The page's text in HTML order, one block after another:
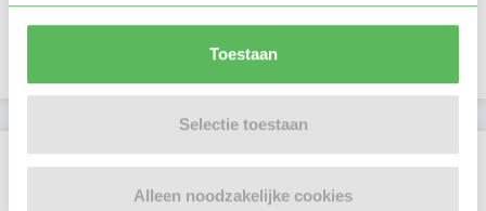
Toestaan
Selectie toestaan
Alleen noodzakelijke cookies
Beoordelingen